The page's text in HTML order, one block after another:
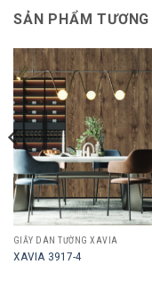
SẢN PHẨM
GIẤY DÁN TƯỜNG XAVIA
XAVIA 3917-4